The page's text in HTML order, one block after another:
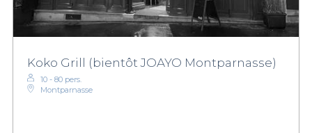
Koko Grill (bientôt JOAYO Montparnasse)
10 - 80 pers.
Montparnasse